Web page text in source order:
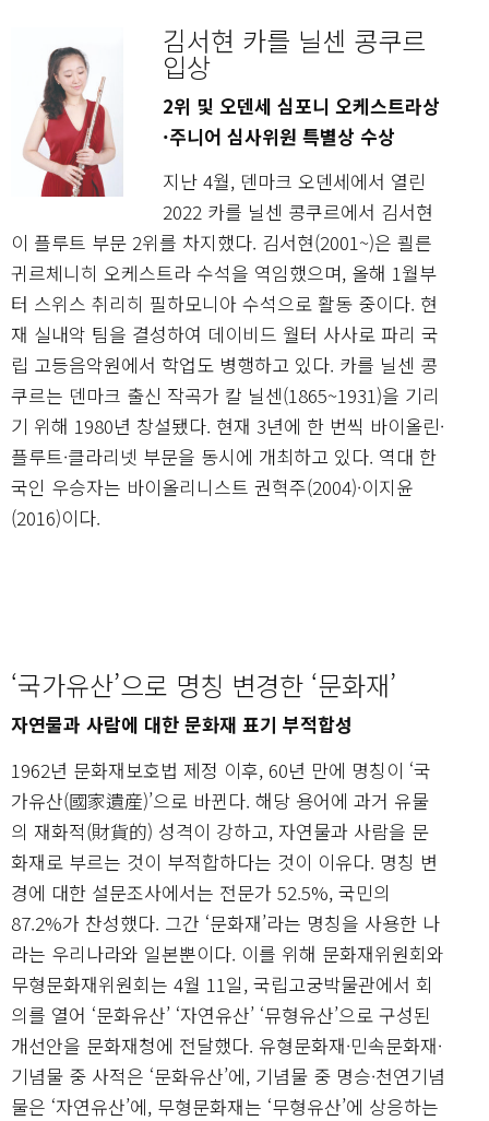
김서현 카를 닐센 콩쿠르
입상
2위 및 오덴세 심포니 오케스트라상
·주니어 심사위원 특별상 수상
지난 4월, 덴마크 오덴세에서 열린
2022 카를 닐센 콩쿠르에서 김서현
이 플루트 부문 2위를 차지했다. 김서현(2001~)은 쾰른
귀르체니히 오케스트라 수석을 역임했으며, 올해 1월부
터 스위스 취리히 필하모니아 수석으로 활동 중이다. 현
재 실내악 팀을 결성하여 데이비드 월터 사사로 파리 국
립 고등음악원에서 학업도 병행하고 있다. 카를 닐센 콩
쿠르는 덴마크 출신 작곡가 칼 닐센(1865~1931)을 기리
기 위해 1980년 창설됐다. 현재 3년에 한 번씩 바이올린·
플루트·클라리넷 부문을 동시에 개최하고 있다. 역대 한
국인 우승자는 바이올리니스트 권혁주(2004)·이지윤
(2016)이다.
‘국가유산’으로 명칭 변경한 ‘문화재’
자연물과 사람에 대한 문화재 표기 부적합성
1962년 문화재보호법 제정 이후, 60년 만에 명칭이 ‘국
가유산(國家遺産)’으로 바뀐다. 해당 용어에 과거 유물
의 재화적(財貨的) 성격이 강하고, 자연물과 사람을 문
화재로 부르는 것이 부적합하다는 것이 이유다. 명칭 변
경에 대한 설문조사에서는 전문가 52.5%, 국민의
87.2%가 찬성했다. 그간 ‘문화재’라는 명칭을 사용한 나
라는 우리나라와 일본뿐이다. 이를 위해 문화재위원회와
무형문화재위원회는 4월 11일, 국립고궁박물관에서 회
의를 열어 ‘문화유산’ ‘자연유산’ ‘뮤형유산’으로 구성된
개선안을 문화재청에 전달했다. 유형문화재·민속문화재·
기념물 중 사적은 ‘문화유산’에, 기념물 중 명승·천연기념
물은 ‘자연유산’에, 무형문화재는 ‘무형유산’에 상응하는